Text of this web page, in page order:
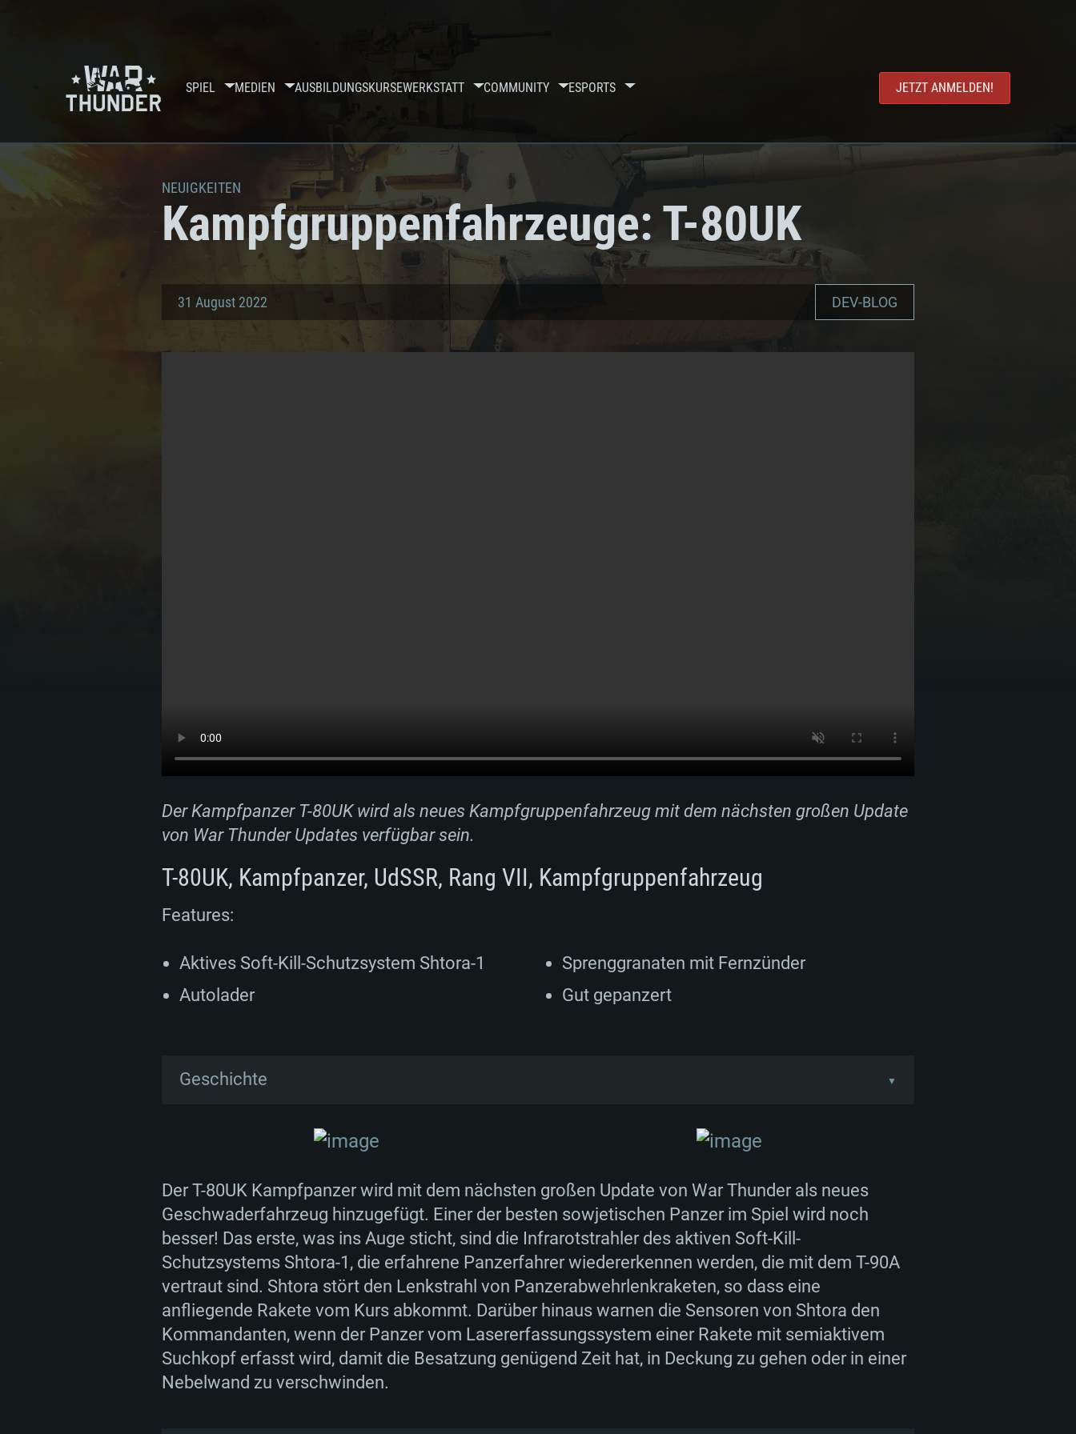
SPIEL MEDIEN AUSBILDUNGSKURSEWERKSTATT COMMUNITY ESPORTS JETZT ANMELDEN!
SYSTEMANFORDERUNGEN
Für PC Für MAC Für Linux
Mindestanforderungen
Mindestanforderungen
Mindestanforderungen
NEUIGKEITEN
Kampfgruppenfahrzeuge: T-80UK
31 August 2022 DEV-BLOG
Der Kampfpanzer T-80UK wird als neues Kampfgruppenfahrzeug mit dem nächsten großen Update
von War Thunder Updates verfügbar sein.
T-80UK, Kampfpanzer, UdSSR, Rang VII, Kampfgruppenfahrzeug
Features:
Aktives Soft-Kill-Schutzsystem Shtora-1
Autolader
Sprenggranaten mit Fernzünder
Gut gepanzert
Geschichte ▼
Konstrukteure eine Variante des T-80UM mit Wärmesichtgerät und einer neuen Funkanlage. Auf
aktiven Schutzsystem Shtora-1, einem einstellbaren Fernzünder für Sprenggranaten, einer
zusätzlichen Funkanlage und einer verbesserten Navigationstechnik ausgestattet wurde.
Insgesamt wurden mehrere Dutzend Einheiten des T-80UK hergestellt.
Der T-80UK Kampfpanzer wird mit dem nächsten großen Update von War Thunder als neues
Geschwaderfahrzeug hinzugefügt. Einer der besten sowjetischen Panzer im Spiel wird noch
besser! Das erste, was ins Auge sticht, sind die Infrarotstrahler des aktiven Soft-Kill-
Schutzsystems Shtora-1, die erfahrene Panzerfahrer wiedererkennen werden, die mit dem T-90A
vertraut sind. Shtora stört den Lenkstrahl von Panzerabwehrlenkraketen, so dass eine
anfliegende Rakete vom Kurs abkommt. Darüber hinaus warnen die Sensoren von Shtora den
Kommandanten, wenn der Panzer vom Lasererfassungssystem einer Rakete mit semiaktivem
Suchkopf erfasst wird, damit die Besatzung genügend Zeit hat, in Deckung zu gehen oder in einer
Nebelwand zu verschwinden.